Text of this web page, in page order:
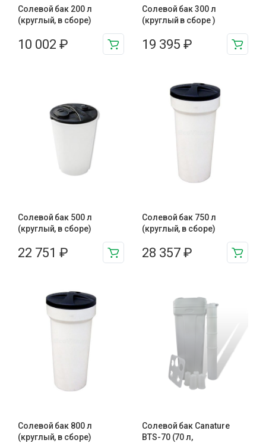
Солевой бак 200 л
(круглый, в сборе)
10 002 ₽
Солевой бак 300 л
(круглый в сборе )
19 395 ₽
Солевой бак 500 л
(круглый, в сборе)
22 751 ₽
Солевой бак 750 л
(круглый, в сборе)
28 357 ₽
Солевой бак 800 л
(круглый, в сборе)
Солевой бак Canature
BTS-70 (70 л,